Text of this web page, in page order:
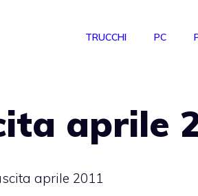
TRUCCHI PC
aprile
aprile 2011